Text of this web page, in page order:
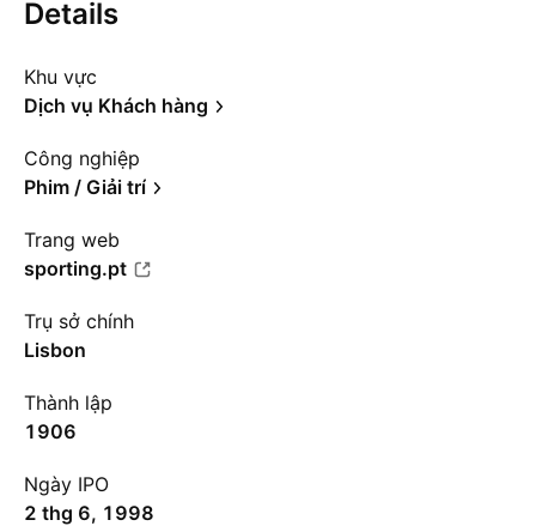
Details
Khu vực
Dịch vụ Khách hàng
Công nghiệp
Phim / Giải trí
Trang web
sporting.pt
Trụ sở chính
Lisbon
Thành lập
1906
Ngày IPO
2 thg 6, 1998